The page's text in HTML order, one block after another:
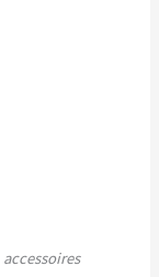
accessoires